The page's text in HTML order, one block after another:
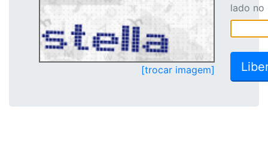
[trocar imagem]
lado no